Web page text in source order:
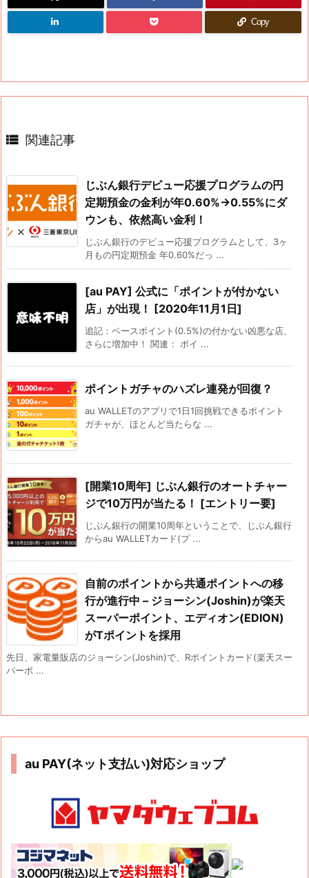
Copy
 関連記事
じぶん銀行デビュー応援プログラムの円
定期預金の金利が年0.60%→0.55%にダ
ウンも、依然高い金利！
じぶん銀行のデビュー応援プログラムとして、3ヶ
月もの円定期預金 年0.60%だっ ...
[au PAY] 公式に「ポイントが付かない
店」が出現！ [2020年11月1日]
追記：ベースポイント(0.5%)の付かない凶悪な店、
さらに増加中！ 関連： ポイ ...
ポイントガチャのハズレ連発が回復？
au WALLETのアプリで1日1回挑戦できるポイント
ガチャが、ほとんど当たらな ...
[開業10周年] じぶん銀行のオートチャー
ジで10万円が当たる！ [エントリー要]
じぶん銀行の開業10周年ということで、じぶん銀行
からau WALLETカード(プ ...
自前のポイントから共通ポイントへの移
行が進行中 – ジョーシン(Joshin)が楽天
スーパーポイント、エディオン(EDION)
がTポイントを採用
先日、家電量販店のジョーシン(Joshin)で、Rポイントカード(楽天スー
パーポ ...
au PAY(ネット支払い)対応ショップ